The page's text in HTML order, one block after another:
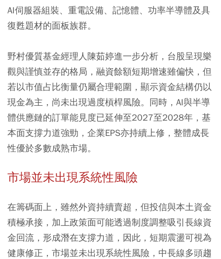
AI伺服器組裝、重電設備、記憶體、功率半導體及具
復甦題材的面板族群。
野村優質基金經理人陳茹婷進一步分析，台股呈現樂
觀與謹慎並存的格局，融資餘額短期增速雖偏快，但
若以市值占比衡量仍屬合理範圍，顯示資金結構仍以
現金為主，尚未出現過度槓桿風險。同時，AI與半導
體供應鏈的訂單能見度已延伸至2027至2028年，基
本面支撐力道強勁，企業EPS亦持續上修，整體成長
性優於多數成熟市場。
市場並未出現系統性風險
在籌碼面上，雖然外資持續賣超，但投信與本土資金
積極承接，加上政策面可能透過制度調整吸引長線資
金回流，形成潛在支撐力道，因此，短期震盪可視為
健康修正，市場並未出現系統性風險，中長線多頭趨